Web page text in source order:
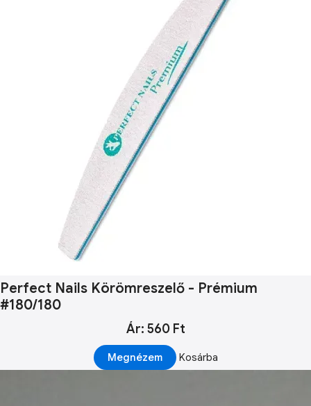
Perfect Nails Körömreszelő - Prémium
#180/180
Ár: 560 Ft
Megnézem Kosárba